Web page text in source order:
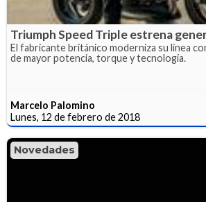
Triumph Speed Triple estrena
El fabricante británico moderniza su línea
de mayor potencia, torque y tecnología.
Marcelo Palomino
Lunes, 12 de febrero de 2018
Novedades